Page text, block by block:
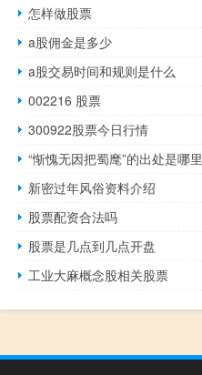
怎样做股票
a股佣金是多少
a股交易时间和规则是什么
002216 股票
300922股票今日行情
“惭愧无因把蜀麾”的出处是哪里
新密过年风俗资料介绍
股票配资合法吗
股票是几点到几点开盘
工业大麻概念股相关股票